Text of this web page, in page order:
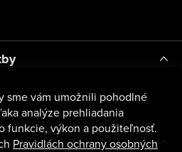
sme vám umožnili pohodlné
analýze prehliadania
funkcie, výkon a použiteľnosť.
Pravidlách ochrany osobných